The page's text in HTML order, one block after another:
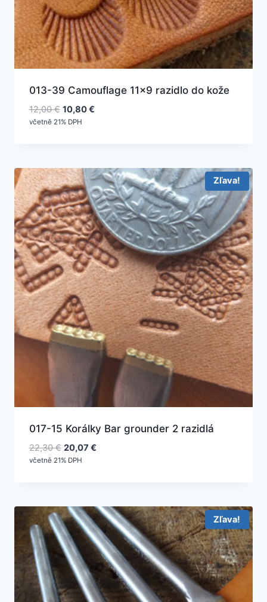
013-39 Camouflage 11×9 razidlo do kože
12,00€ Pôvodná
cena
10,80€Aktuálna
včetně 21% DPH
Zľava!
017-15 Korálky Bar grounder 2 razidlá
22,30€ Pôvodná
cena
20,07 €Aktuálna
včetně 21% DPH
Zľava!